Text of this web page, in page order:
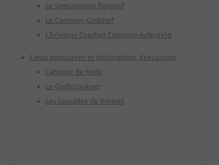
Le Seecamping Berghof
Le Camping Grubhof
L'Erlebnis Comfort Camping Aufenfeld
Lieux populaires et destinations d'excursion
L'abbaye de Melk
Le Großglockner
Les cascades de Krimml